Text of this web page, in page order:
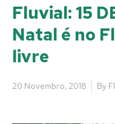
Fluvial: 15
Natal é no
livre
20 Novembro, 2018 By